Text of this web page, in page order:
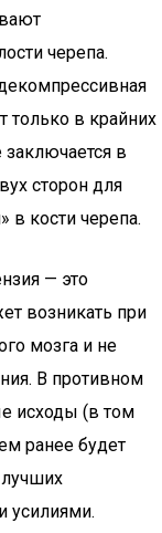
черепа.
только в крайних
заключается в
сторон для
в кости черепа.
— это
возникать при
мозга и не
В противном
исходы (в том
ранее будет
лучших
усилиями.